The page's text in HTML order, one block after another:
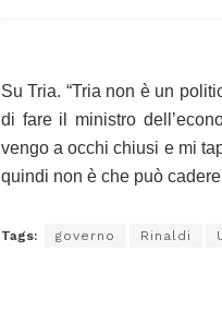
Su Tria. “Tria non è un
di fare il ministro
vengo a occhi chiusi e mi
quindi non è che può
Tags: governo Rinaldi